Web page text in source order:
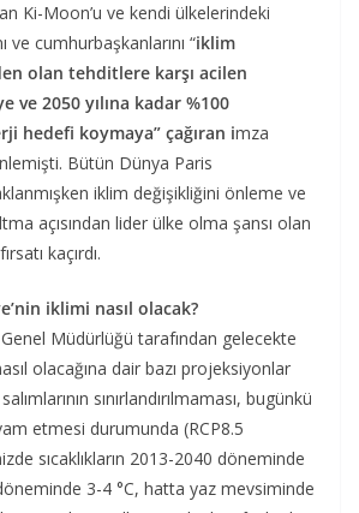
Ki-Moon’u ve kendi ülkelerindeki
ve cumhurbaşkanlarını “iklim
olan tehditlere karşı acilen
ve 2050 yılına kadar %100
hedefi koymaya” çağıran imza
Bütün Dünya Paris
iklim değişikliğini önleme ve
açısından lider ülke olma şansı olan
kaçırdı.
iklimi nasıl olacak?
Müdürlüğü tarafından gelecekte
olacağına dair bazı projeksiyonlar
sınırlandırılmaması, bugünkü
etmesi durumunda (RCP8.5
sıcaklıkların 2013-2040 döneminde
3-4 °C, hatta yaz mevsiminde